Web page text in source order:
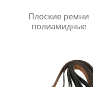
Плоские ремни
полиамидные